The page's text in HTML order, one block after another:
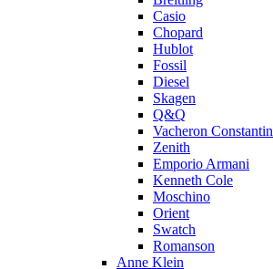
Casio
Chopard
Hublot
Fossil
Diesel
Skagen
Q&Q
Vacheron Constantin
Zenith
Emporio Armani
Kenneth Cole
Moschino
Orient
Swatch
Romanson
Anne Klein